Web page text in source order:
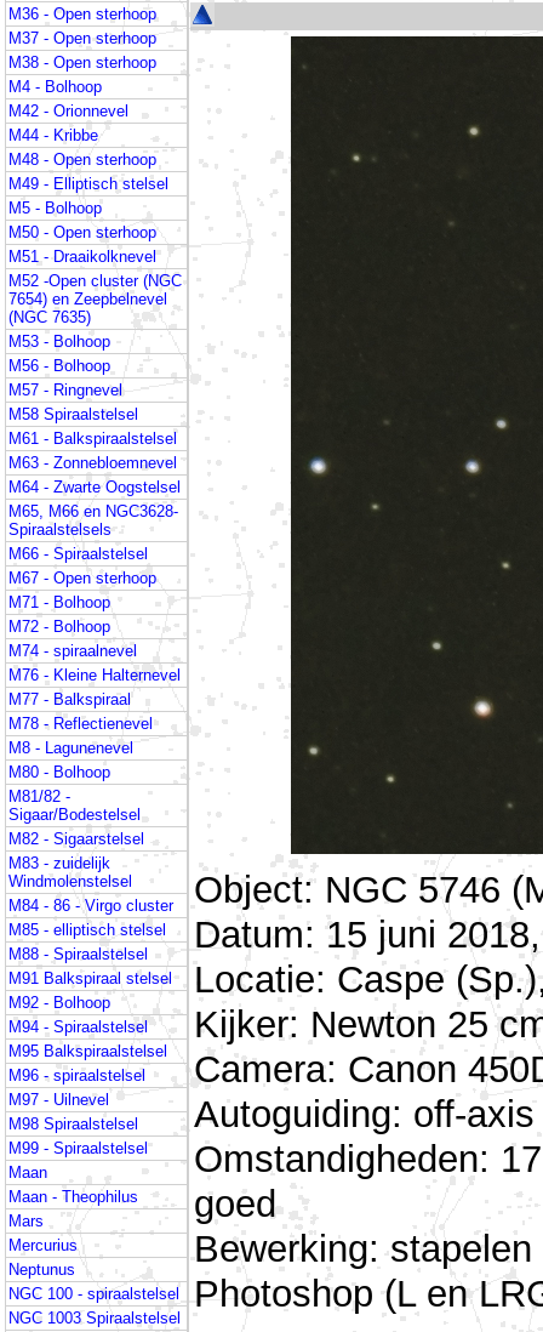
M36 - Open sterhoop
M37 - Open sterhoop
M38 - Open sterhoop
M4 - Bolhoop
M42 - Orionnevel
M44 - Kribbe
M48 - Open sterhoop
M49 - Elliptisch stelsel
M5 - Bolhoop
M50 - Open sterhoop
M51 - Draaikolknevel
M52 -Open cluster (NGC
7654) en Zeepbelnevel
(NGC 7635)
M53 - Bolhoop
M56 - Bolhoop
M57 - Ringnevel
M58 Spiraalstelsel
M61 - Balkspiraalstelsel
M63 - Zonnebloemnevel
M64 - Zwarte Oogstelsel
M65, M66 en NGC3628-
Spiraalstelsels
M66 - Spiraalstelsel
M67 - Open sterhoop
M71 - Bolhoop
M72 - Bolhoop
M74 - spiraalnevel
M76 - Kleine Halternevel
M77 - Balkspiraal
M78 - Reflectienevel
M8 - Lagunenevel
M80 - Bolhoop
M81/82 -
Sigaar/Bodestelsel
M82 - Sigaarstelsel
M83 - zuidelijk
Windmolenstelsel
M84 - 86 - Virgo cluster
M85 - elliptisch stelsel
M88 - Spiraalstelsel
M91 Balkspiraal stelsel
M92 - Bolhoop
M94 - Spiraalstelsel
M95 Balkspiraalstelsel
M96 - spiraalstelsel
M97 - Uilnevel
M98 Spiraalstelsel
M99 - Spiraalstelsel
Maan
Maan - Theophilus
Mars
Mercurius
Neptunus
NGC 100 - spiraalstelsel
NGC 1003 Spiraalstelsel
Object: NGC 5746
Datum: 15 juni
Locatie: Caspe
Kijker: Newton 25
Camera: Canon
Autoguiding: off-
Omstandigheden:
goed
Bewerking:
Photoshop (L en